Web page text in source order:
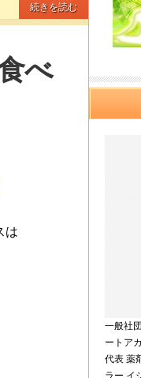
続きを読む
べ
は
一般社
ートア
代表 薬
ラー イ